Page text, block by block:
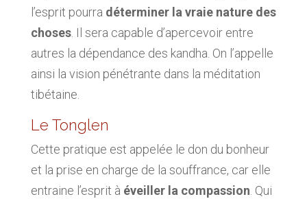
l’esprit pourra déterminer la vraie nature des
choses. Il sera capable d’apercevoir entre
autres la dépendance des kandha. On l’appelle
ainsi la vision pénétrante dans la méditation
tibétaine.
Le Tonglen
Cette pratique est appelée le don du bonheur
et la prise en charge de la souffrance, car elle
entraine l’esprit à éveiller la compassion. Qui